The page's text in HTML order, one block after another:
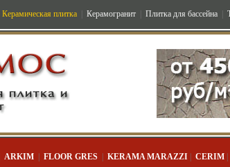
Керамическая плитка Керамогранит Плитка для бассейна
ARKIM| FLOOR GRES| KERAMA MARAZZI| CERIM|